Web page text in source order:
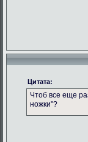
Цитата:
Чтоб все еще
ножки"?